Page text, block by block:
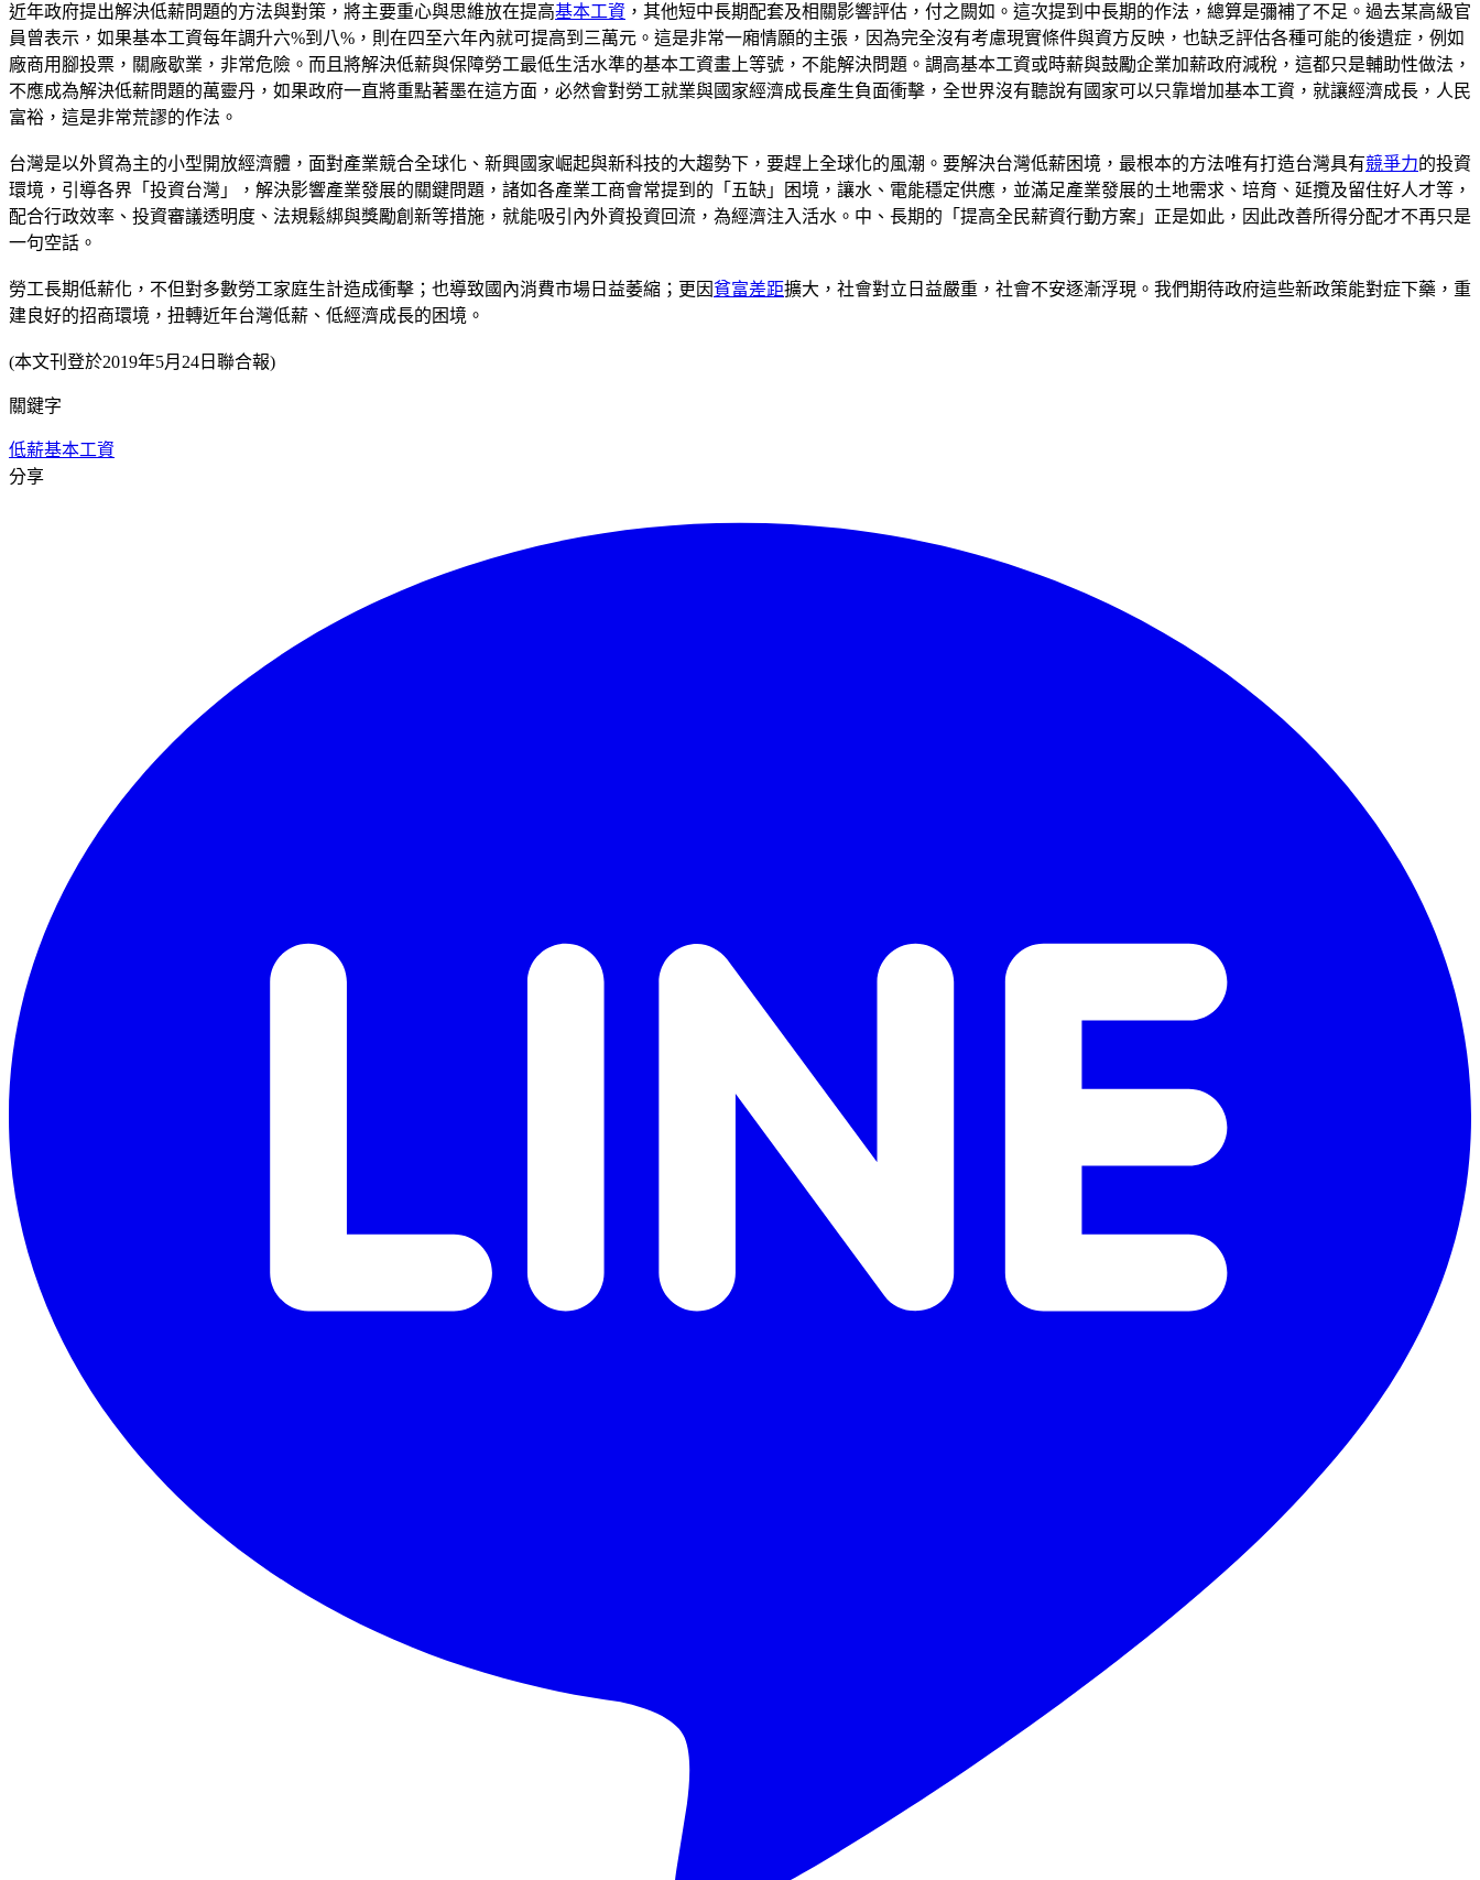
近年政府提出解決低薪問題的方法與對策，將主要重心與思維放在提高基本工資 ，其他短中長期配套及相關影響評估，付之闕如。這次提到中長期的作法，總算是彌補了不足。過去某高級官
員曾表示，如果基本工資每年調升六%到八%，則在四至六年內就可提高到三萬元。這是非常一廂情願的主張，因為完全沒有考慮現實條件與資方反映，也缺乏評估各種可能的後遺症，例如
廠商用腳投票，關廠歇業，非常危險。而且將解決低薪與保障勞工最低生活水準的基本工資畫上等號，不能解決問題。調高基本工資或時薪與鼓勵企業加薪政府減稅，這都只是輔助性做法，
不應成為解決低薪問題的萬靈丹，如果政府一直將重點著墨在這方面，必然會對勞工就業與國家經濟成長產生負面衝擊，全世界沒有聽說有國家可以只靠增加基本工資，就讓經濟成長，人民
富裕，這是非常荒謬的作法。
台灣是以外貿為主的小型開放經濟體，面對產業競合全球化、新興國家崛起與新科技的大趨勢下，要趕上全球化的風潮。要解決台灣低薪困境，最根本的方法唯有打造台灣具有競爭力的投資
環境，引導各界「投資台灣」，解決影響產業發展的關鍵問題，諸如各產業工商會常提到的「五缺」困境，讓水、電能穩定供應，並滿足產業發展的土地需求、培育、延攬及留住好人才等，
配合行政效率、投資審議透明度、法規鬆綁與獎勵創新等措施，就能吸引內外資投資回流，為經濟注入活水。中、長期的「提高全民薪資行動方案」正是如此，因此改善所得分配才不再只是
一句空話。
勞工長期低薪化，不但對多數勞工家庭生計造成衝擊；也導致國內消費市場日益萎縮；更因貧富差距擴大，社會對立日益嚴重，社會不安逐漸浮現。我們期待政府這些新政策能對症下藥，重
建良好的招商環境，扭轉近年台灣低薪、低經濟成長的困境。
(本文刊登於2019年5月24日聯合報)
關鍵字
低薪基本工資
分享